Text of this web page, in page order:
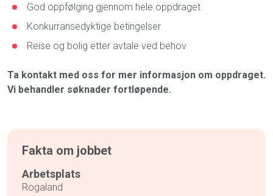
God oppfølging gjennom hele oppdraget
Konkurransedyktige betingelser
Reise og bolig etter avtale ved behov
Ta kontakt med oss for mer informasjon om oppdraget.
Vi behandler søknader fortløpende.
Fakta om jobbet
Arbetsplats
Rogaland